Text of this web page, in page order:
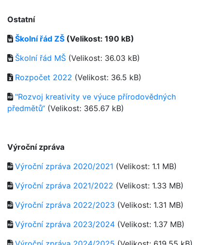
Ostatní
Školní řád ZŠ (Velikost: 190 kB)
Školní řád MŠ (Velikost: 36.03 kB)
Rozpočet 2022 (Velikost: 36.5 kB)
"Rozvoj kreativity ve výuce přírodovědných
předmětů“ (Velikost: 365.67 kB)
Výroční zpráva
Výroční zpráva 2020/2021 (Velikost: 1.1 MB)
Výroční zpráva 2021/2022 (Velikost: 1.33 MB)
Výroční zpráva 2022/2023 (Velikost: 1.31 MB)
Výroční zpráva 2023/2024 (Velikost: 1.37 MB)